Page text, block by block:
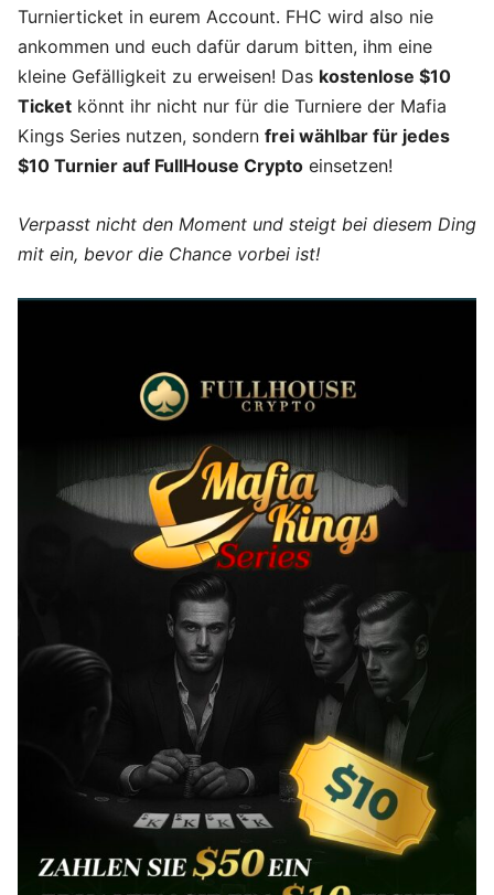
Turnierticket in eurem Account. FHC wird also nie
ankommen und euch dafür darum bitten, ihm eine
kleine Gefälligkeit zu erweisen! Das kostenlose $10
Ticket könnt ihr nicht nur für die Turniere der Mafia
Kings Series nutzen, sondern frei wählbar für jedes
$10 Turnier auf FullHouse Crypto einsetzen!
Verpasst nicht den Moment und steigt bei diesem Ding
mit ein, bevor die Chance vorbei ist!